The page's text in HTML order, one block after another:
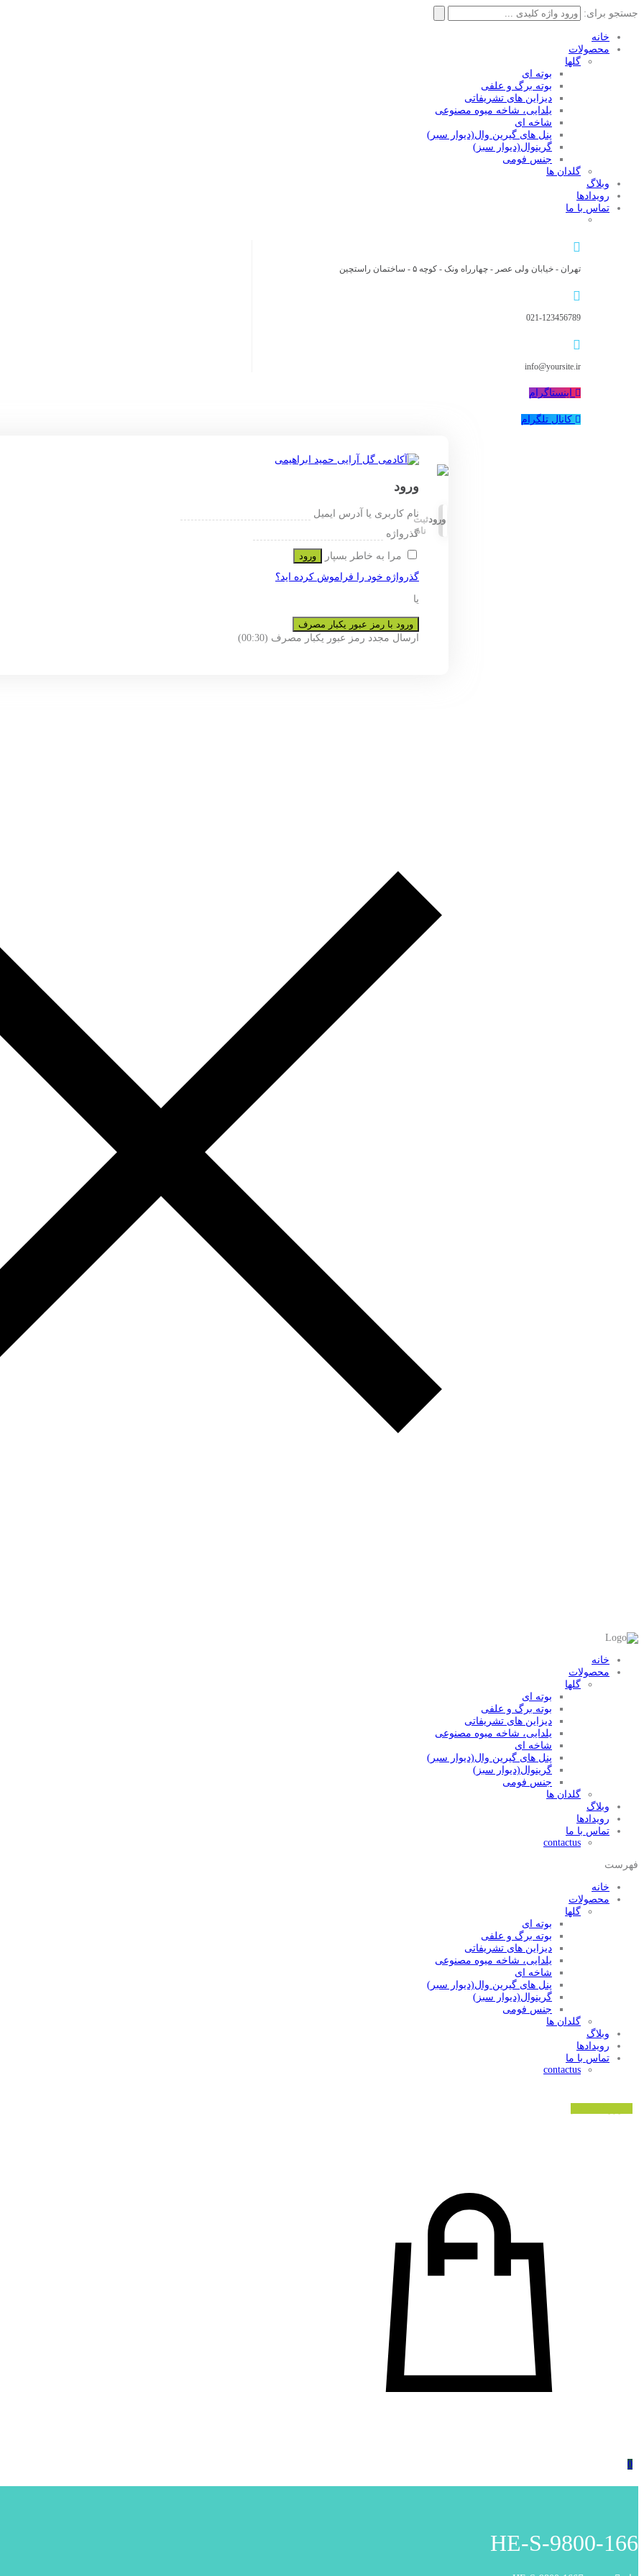
جستجو برای:
خانه
محصولات
گلها
بوته ای
بوته برگ و علفی
دیزاین های تشریفاتی
یلدایی، شاخه میوه مصنوعی
شاخه ای
پنل های گیرین وال(دیوار سبر)
گرینوال(دیوار سبز)
جنس فومی
گلدان ها
وبلاگ
رویدادها
تماس با ما
تهران - خیابان ولی عصر - چهارراه ونک - کوچه ۵ - ساختمان راستچین
021-123456789
info@yoursite.ir
اینستاگرام
کانال تلگرام
ورودثبت
نام
ورود
نام کاربری یا آدرس ایمیل
گذرواژه
مرا به خاطر بسپار
ورود
گذرواژه خود را فراموش کرده اید؟
یا
ورود با رمز عبور یکبار مصرف
ارسال مجدد رمز عبور یکبار مصرف (00:
30
)
خانه
محصولات
گلها
بوته ای
بوته برگ و علفی
دیزاین های تشریفاتی
یلدایی، شاخه میوه مصنوعی
شاخه ای
پنل های گیرین وال(دیوار سبر)
گرینوال(دیوار سبز)
جنس فومی
گلدان ها
وبلاگ
رویدادها
تماس با ما
contactus
فهرست
خانه
محصولات
گلها
بوته ای
بوته برگ و علفی
دیزاین های تشریفاتی
یلدایی، شاخه میوه مصنوعی
شاخه ای
پنل های گیرین وال(دیوار سبر)
گرینوال(دیوار سبز)
جنس فومی
گلدان ها
وبلاگ
رویدادها
تماس با ما
contactus
0
HE-S-9800-166